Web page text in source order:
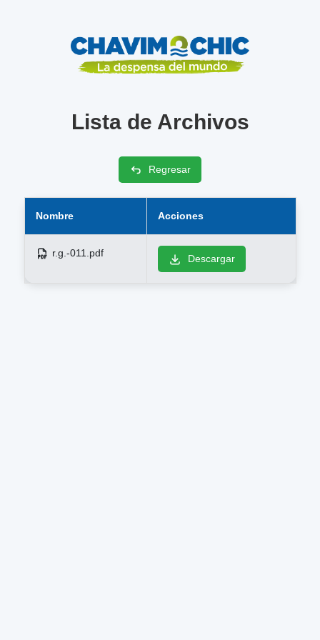
Lista de Archivos
Regresar
Nombre Acciones
r.g.-011.pdf Descargar